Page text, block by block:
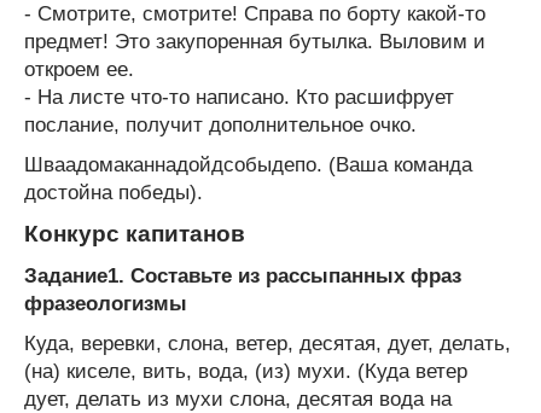
- Смотрите, смотрите! Справа по борту какой-то
предмет! Это закупоренная бутылка. Выловим и
откроем ее.
- На листе что-то написано. Кто расшифрует
послание, получит дополнительное очко.
Шваадомаканнадойдсобыдепо. (Ваша команда
достойна победы).
Конкурс капитанов
Задание1. Составьте из рассыпанных фраз
фразеологизмы
Куда, веревки, слона, ветер, десятая, дует, делать,
(на) киселе, вить, вода, (из) мухи. (Куда ветер
дует, делать из мухи слона, десятая вода на